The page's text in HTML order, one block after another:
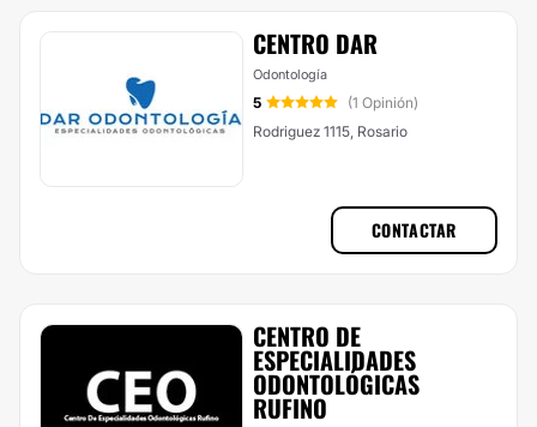
CENTRO DAR
Odontología
5
(1 Opinión)
Rodriguez 1115, Rosario
CONTACTAR
CENTRO DE
ESPECIALIDADES
ODONTOLÓGICAS
RUFINO